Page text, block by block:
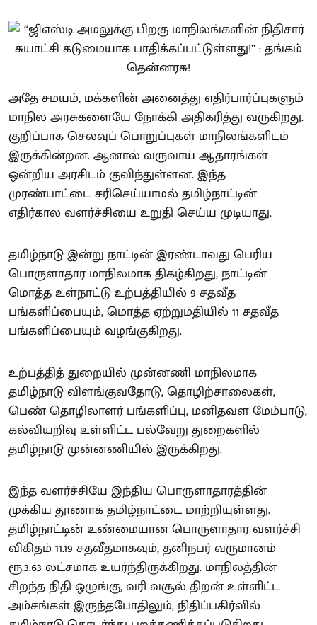
அதே சமயம், மக்களின் அனைத்து எதிர்பார்ப்புகளும்
மாநில அரசுகளையே நோக்கி அதிகரித்து வருகிறது.
குறிப்பாக செலவுப் பொறுப்புகள் மாநிலங்களிடம்
இருக்கின்றன. ஆனால் வருவாய் ஆதாரங்கள்
ஒன்றிய அரசிடம் குவிந்துள்ளன. இந்த
முரண்பாட்டை சரிசெய்யாமல் தமிழ்நாட்டின்
எதிர்கால வளர்ச்சியை உறுதி செய்ய முடியாது.
தமிழ்நாடு இன்று நாட்டின் இரண்டாவது பெரிய
பொருளாதார மாநிலமாக திகழ்கிறது, நாட்டின்
மொத்த உள்நாட்டு உற்பத்தியில் 9 சதவீத
பங்களிப்பையும், மொத்த ஏற்றுமதியில் 11 சதவீத
பங்களிப்பையும் வழங்குகிறது.
உற்பத்தித் துறையில் முன்னணி மாநிலமாக
தமிழ்நாடு விளங்குவதோடு, தொழிற்சாலைகள்,
பெண் தொழிலாளர் பங்களிப்பு, மனிதவள மேம்பாடு,
கல்வியறிவு உள்ளிட்ட பல்வேறு துறைகளில்
தமிழ்நாடு முன்னணியில் இருக்கிறது.
இந்த வளர்ச்சியே இந்திய பொருளாதாரத்தின்
முக்கிய தூணாக தமிழ்நாட்டை மாற்றியுள்ளது.
தமிழ்நாட்டின் உண்மையான பொருளாதார வளர்ச்சி
விகிதம் 11.19 சதவீதமாகவும், தனிநபர் வருமானம்
ரூ.3.63 லட்சமாக உயர்ந்திருக்கிறது. மாநிலத்தின்
சிறந்த நிதி ஒழுங்கு, வரி வசூல் திறன் உள்ளிட்ட
அம்சங்கள் இருந்தபோதிலும், நிதிப்பகிர்வில்